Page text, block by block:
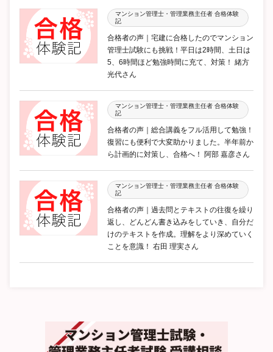
マンション管理士・管理業務主任者 合格体験
記
合格者の声｜宅建に合格したのでマンション
管理士試験にも挑戦！平日は2時間、土日は
5、6時間ほど勉強時間に充て、対策！ 緒方
光代さん
マンション管理士・管理業務主任者 合格体験
記
合格者の声｜総合講義をフル活用して勉強！
復習にも便利で大変助かりました。半年前か
ら計画的に対策し、合格へ！ 阿部 嘉彦さん
マンション管理士・管理業務主任者 合格体験
記
合格者の声｜過去問とテキストの往復を繰り
返し、どんどん書き込みをしていき、自分だ
けのテキストを作成。理解をより深めていく
ことを意識！ 右田 理実さん